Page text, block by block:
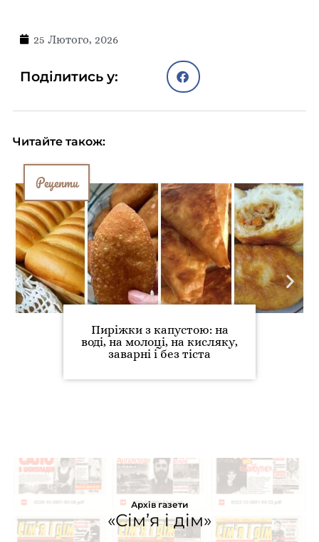
25 Лютого, 2026
Поділитись у:
Читайте також:
Рецепти
Пиріжки з капустою: на
воді, на молоці, на кисляку,
заварні і без тіста
Архів газети
«Сім’я і дім»